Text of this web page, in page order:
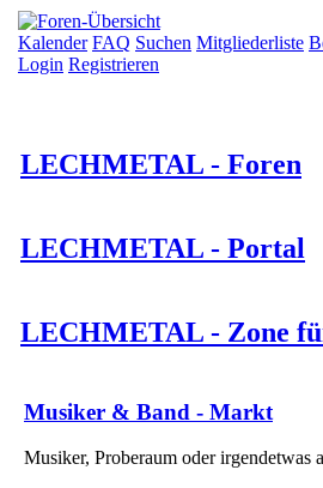
Kalender FAQ Suchen Mitgliederliste
Login Registrieren
LECHMETAL - Foren
LECHMETAL - Portal
LECHMETAL - Zone
Musiker & Band - Markt
Musiker, Proberaum oder irgendetwas